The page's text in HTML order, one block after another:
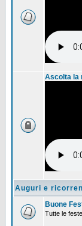
Ascolta la
Auguri e
Buone
Tutte le